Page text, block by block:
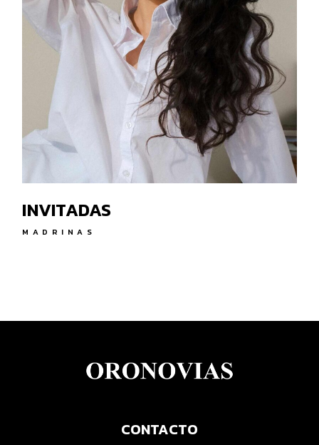
INVITADAS
MADRINAS
CONTACTO